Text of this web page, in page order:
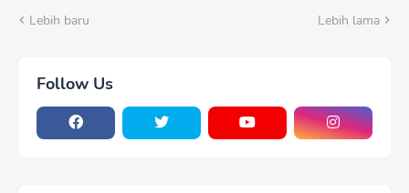
Dukung Dialog
Jadi Jembatan Aspirasi
Buruhehormatan
Lebih baru Lebih lama
Follow Us